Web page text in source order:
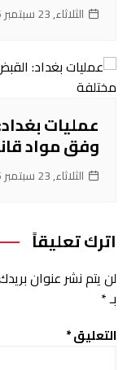
الثلاثاء, 23 سبتمبر 2025, 23:54
وفق مواد
الثلاثاء, 23 سبتمبر 2025, 22:54
اترك تعليقاً
لن يتم نشر عنوان
بـ*
التعليق*